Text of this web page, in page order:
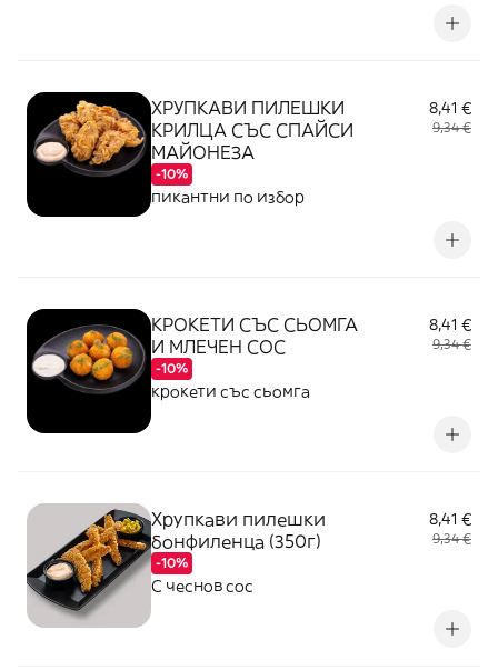
ХРУПКАВИ ПИЛЕШКИ
КРИЛЦА СЪС СПАЙСИ
МАЙОНЕЗА
-10%
8,41 €
9,34 €
пикантни по избор
КРОКЕТИ СЪС СЬОМГА
И МЛЕЧЕН СОС
-10%
8,41 €
9,34 €
крокети със сьомга
Хрупкави пилешки
бонфиленца (350г)
-10%
8,41 €
9,34 €
С чеснов сос